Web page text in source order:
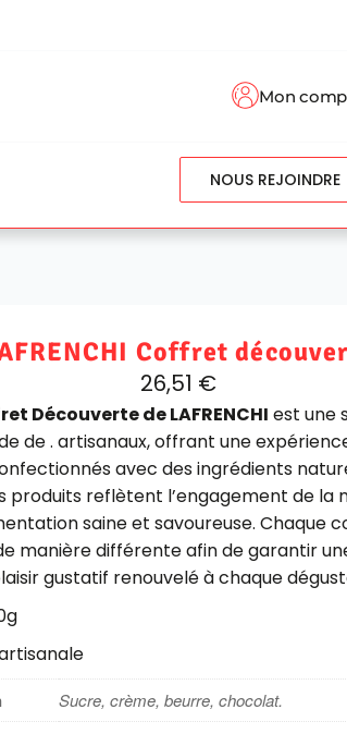
Mon
NOUS REJOINDRE
Coffret
26,51 €
Découverte de LAFRENCHI est une
de . artisanaux, offrant une
avec des ingrédients
produits reflètent l’engagement de la
saine et savoureuse. Chaque
manière différente afin de garantir
gustatif renouvelé à chaque
Sucre, crème, beurre, chocolat.